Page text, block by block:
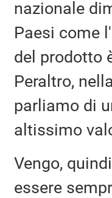
nazionale
Paesi come
del prodotto
Peraltro,
parliamo di
altissimo
Vengo,
essere